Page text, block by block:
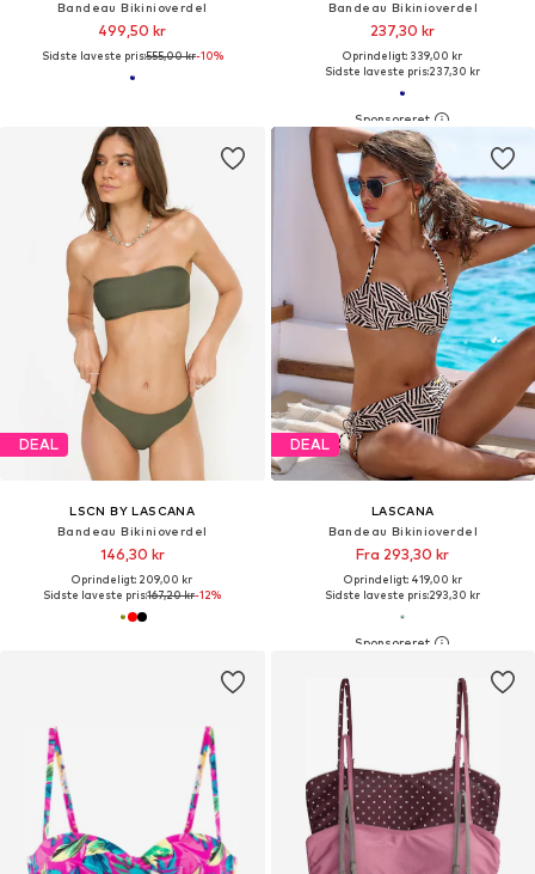
Bandeau Bikinioverdel
499,50 kr
Sidste laveste pris:555,00 kr-10%
Bandeau Bikinioverdel
237,30 kr
Oprindeligt: 339,00 kr
Sidste laveste pris:237,30 kr
DEAL
LSCN BY LASCANA
Bandeau Bikinioverdel
146,30 kr
Oprindeligt: 209,00 kr
Sidste laveste pris:167,20 kr-12%
DEAL
LASCANA
Bandeau Bikinioverdel
Fra 293,30 kr
Oprindeligt: 419,00 kr
Sidste laveste pris:293,30 kr